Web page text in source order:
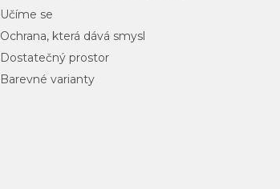
Učíme se
Ochrana, která dává smysl
Dostatečný prostor
Barevné varianty